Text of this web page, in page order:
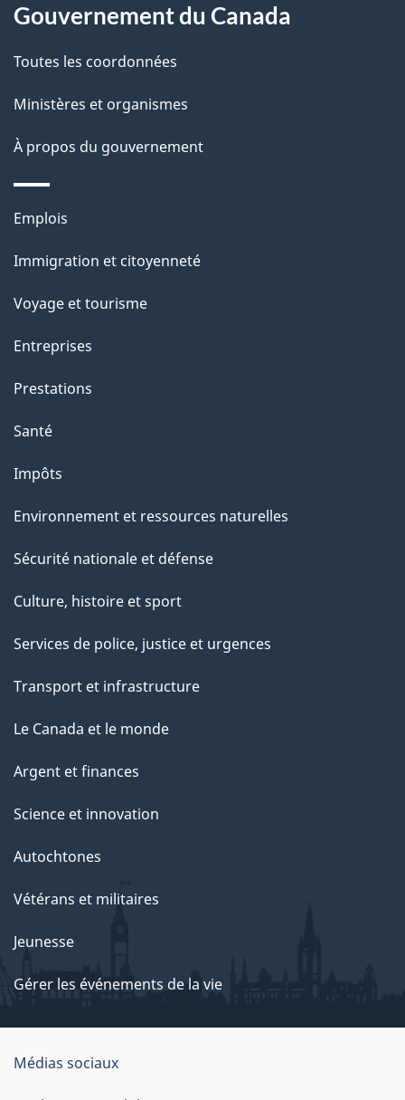
Gouvernement du Canada
Toutes les coordonnées
Ministères et organismes
À propos du gouvernement
Thèmes
sujets
Emplois
Immigration et citoyenneté
Voyage et tourisme
Entreprises
Prestations
Santé
Impôts
Environnement et ressources naturelles
Sécurité nationale et défense
Culture, histoire et sport
Services de police, justice et urgences
Transport et infrastructure
Le Canada et le monde
Argent et finances
Science et innovation
Autochtones
Vétérans et militaires
Jeunesse
Gérer les événements de la vie
Organisation
Médias sociaux